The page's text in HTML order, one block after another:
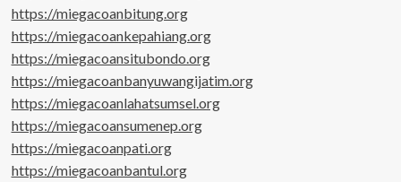
https://miegacoanbitung.org
https://miegacoankepahiang.org
https://miegacoansitubondo.org
https://miegacoanbanyuwangijatim.org
https://miegacoanlahatsumsel.org
https://miegacoansumenep.org
https://miegacoanpati.org
https://miegacoanbantul.org